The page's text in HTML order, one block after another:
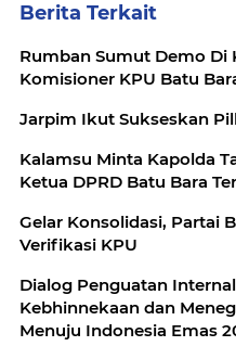
Berita Terkait
Rumban Sumut Demo Di
Komisioner KPU Batu
Jarpim Ikut Sukseskan
Kalamsu Minta Kapolda
Ketua DPRD Batu Bara
Gelar Konsolidasi, Partai
Verifikasi KPU
Dialog Penguatan
Kebhinnekaan dan
Menuju Indonesia Emas